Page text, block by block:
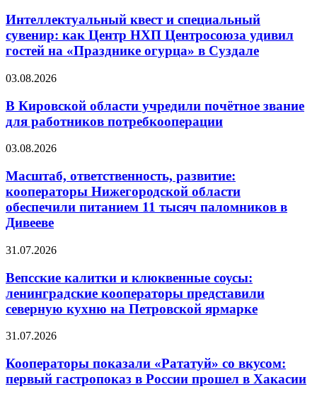
Интеллектуальный квест и специальный
сувенир: как Центр НХП Центросоюза удивил
гостей на «Празднике огурца» в Суздале
03.08.2026
В Кировской области учредили почётное звание
для работников потребкооперации
03.08.2026
Масштаб, ответственность, развитие:
кооператоры Нижегородской области
обеспечили питанием 11 тысяч паломников в
Дивееве
31.07.2026
Вепсские калитки и клюквенные соусы:
ленинградские кооператоры представили
северную кухню на Петровской ярмарке
31.07.2026
Кооператоры показали «Рататуй» со вкусом:
первый гастропоказ в России прошел в Хакасии